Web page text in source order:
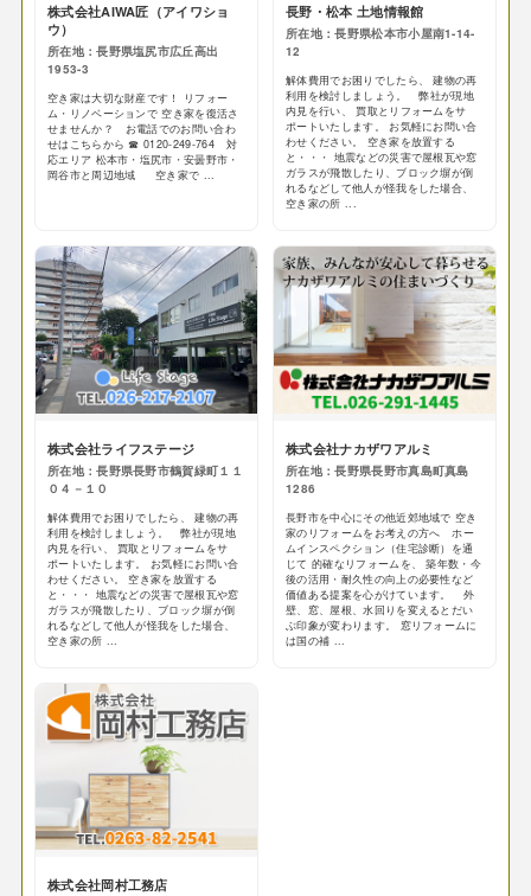
株式会社AIWA匠（アイワショ
ウ）
所在地：長野県塩尻市広丘高出
1953-3
空き家は大切な財産です！ リフォー
ム・リノベーションで 空き家を復活さ
せませんか？ お電話でのお問い合わ
せはこちらから ☎ 0120-249-764 対
応エリア 松本市・塩尻市・安曇野市・
岡谷市と周辺地域 空き家で ...
長野・松本 土地情報館
所在地：長野県松本市小屋南1-14-
12
解体費用でお困りでしたら、 建物の再
利用を検討しましょう。 弊社が現地
内見を行い、 買取とリフォームをサ
ポートいたします。 お気軽にお問い合
わせください。 空き家を放置する
と・・・ 地震などの災害で屋根瓦や窓
ガラスが飛散したり、ブロック塀が倒
れるなどして他人が怪我をした場合、
空き家の所 ...
株式会社ライフステージ
所在地：長野県長野市鶴賀緑町１１
０４－１０
解体費用でお困りでしたら、 建物の再
利用を検討しましょう。 弊社が現地
内見を行い、 買取とリフォームをサ
ポートいたします。 お気軽にお問い合
わせください。 空き家を放置する
と・・・ 地震などの災害で屋根瓦や窓
ガラスが飛散したり、ブロック塀が倒
れるなどして他人が怪我をした場合、
空き家の所 ...
株式会社ナカザワアルミ
所在地：長野県長野市真島町真島
1286
長野市を中心にその他近郊地域で 空き
家のリフォームをお考えの方へ ホー
ムインスペクション（住宅診断）を通
じて 的確なリフォームを、 築年数・今
後の活用・耐久性の向上の必要性など
価値ある提案を心がけています。 外
壁、窓、屋根、水回りを変えるとだい
ぶ印象が変わります。 窓リフォームに
は国の補 ...
株式会社岡村工務店